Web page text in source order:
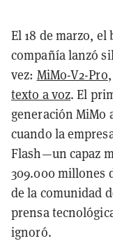
El 18 de marzo,
compañía lanzó
vez: MiMo-V2-Pro,
texto a voz. El
generación MiMo
cuando la
Flash—un capaz
309.000 millones
de la comunidad
prensa
ignoró.